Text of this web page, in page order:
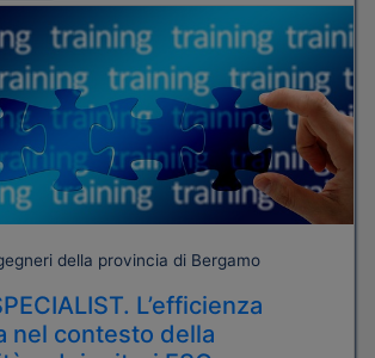
della provincia di Bergamo
L’efficienza
nel contesto della